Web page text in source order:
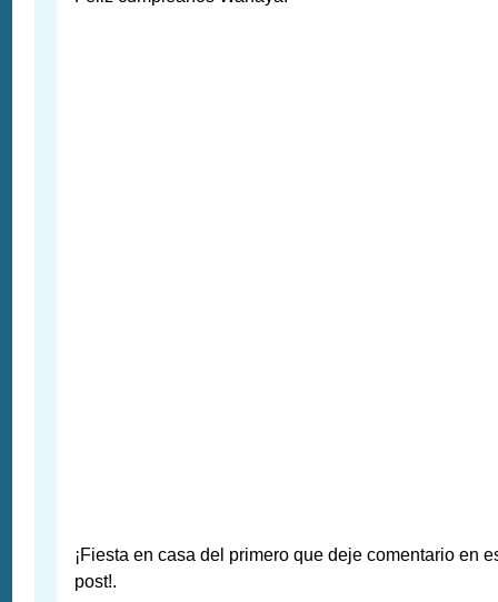
¡Fiesta en casa del primero que deje comentario en
post!.